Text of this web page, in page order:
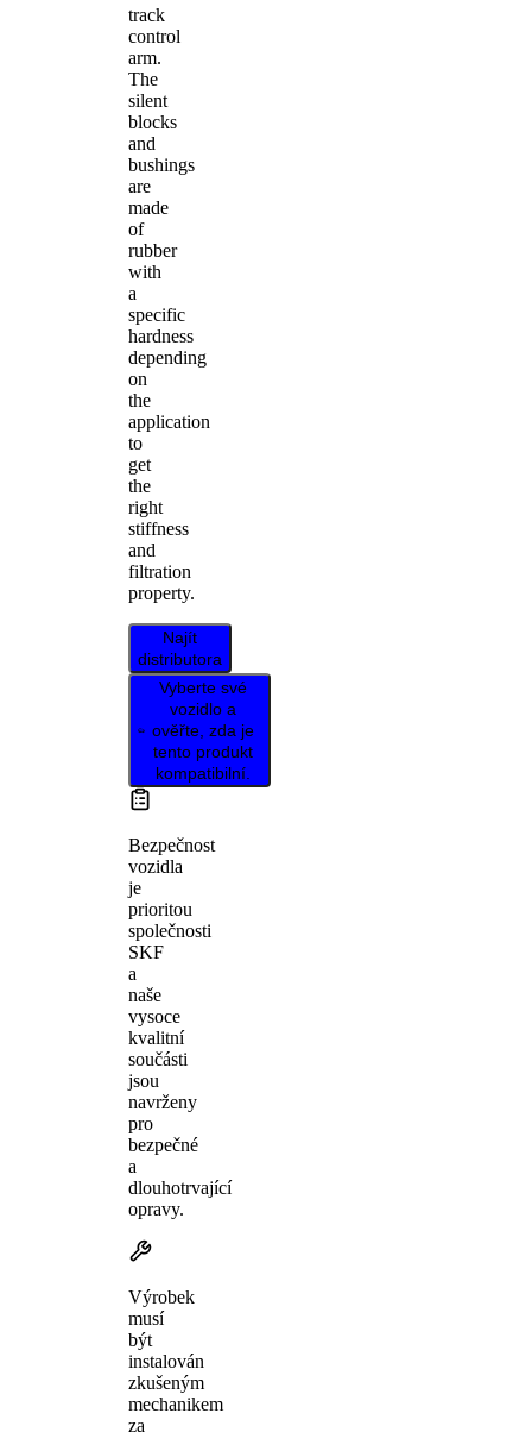
track
control
arm.
The
silent
blocks
and
bushings
are
made
of
rubber
with
a
specific
hardness
depending
on
the
application
to
get
the
right
stiffness
and
filtration
property.
Najít
distributora
Vyberte své
vozidlo a
ověřte, zda je
tento produkt
kompatibilní.
Bezpečnost
vozidla
je
prioritou
společnosti
SKF
a
naše
vysoce
kvalitní
součásti
jsou
navrženy
pro
bezpečné
a
dlouhotrvající
opravy.
Výrobek
musí
být
instalován
zkušeným
mechanikem
za